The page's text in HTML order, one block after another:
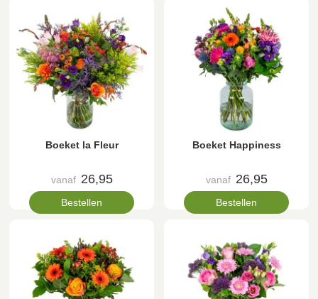
Boeket la Fleur
vanaf 26,95
Bestellen
Boeket Happiness
vanaf 26,95
Bestellen